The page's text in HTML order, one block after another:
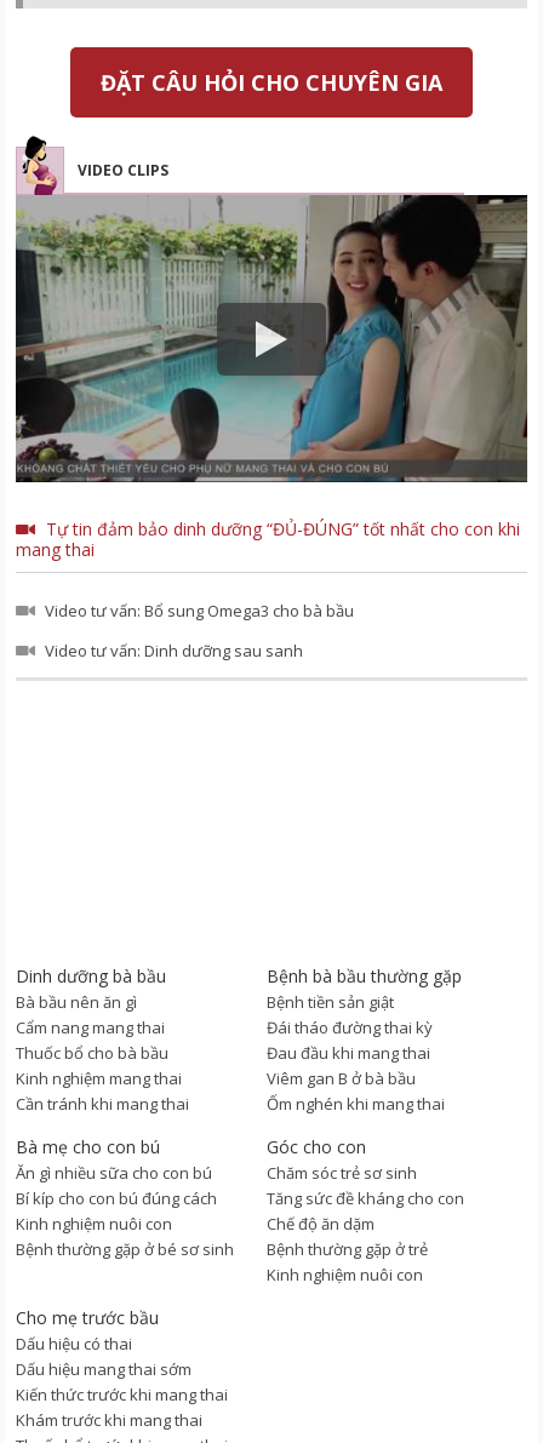
ĐẶT CÂU HỎI CHO CHUYÊN GIA
VIDEO CLIPS
Tự tin đảm bảo dinh dưỡng “ĐỦ-ĐÚNG” tốt nhất cho con khi
mang thai
Video tư vấn: Bổ sung Omega3 cho bà bầu
Video tư vấn: Dinh dưỡng sau sanh
Dinh dưỡng bà bầu
Bà bầu nên ăn gì
Cẩm nang mang thai
Thuốc bổ cho bà bầu
Kinh nghiệm mang thai
Cần tránh khi mang thai
Bệnh bà bầu thường gặp
Bệnh tiền sản giật
Đái tháo đường thai kỳ
Đau đầu khi mang thai
Viêm gan B ở bà bầu
Ốm nghén khi mang thai
Bà mẹ cho con bú
Ăn gì nhiều sữa cho con bú
Bí kíp cho con bú đúng cách
Kinh nghiệm nuôi con
Bệnh thường gặp ở bé sơ sinh
Góc cho con
Chăm sóc trẻ sơ sinh
Tăng sức đề kháng cho con
Chế độ ăn dặm
Bệnh thường gặp ở trẻ
Kinh nghiệm nuôi con
Cho mẹ trước bầu
Dấu hiệu có thai
Dấu hiệu mang thai sớm
Kiến thức trước khi mang thai
Khám trước khi mang thai